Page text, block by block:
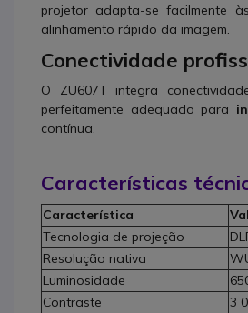
projetor adapta-se facilmente
alinhamento rápido da imagem.
Conectividade
O ZU607T integra
perfeitamente adequado para
contínua.
Características
Característica
Tecnologia de projeção
Resolução nativa
Luminosidade
Contraste
3